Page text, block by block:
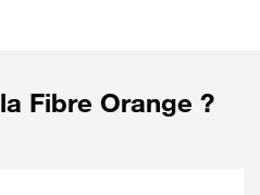
Fibre Orange ?